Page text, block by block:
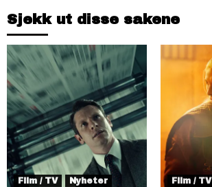
Sjekk ut disse sakene
Film / TV Nyheter Film / TV